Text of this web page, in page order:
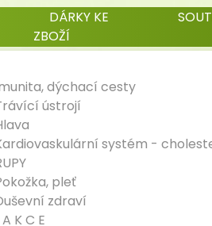
DÁRKY KE
ZBOŽÍ
dýchací cesty
ústrojí
systém -
pleť
zdraví
K C E